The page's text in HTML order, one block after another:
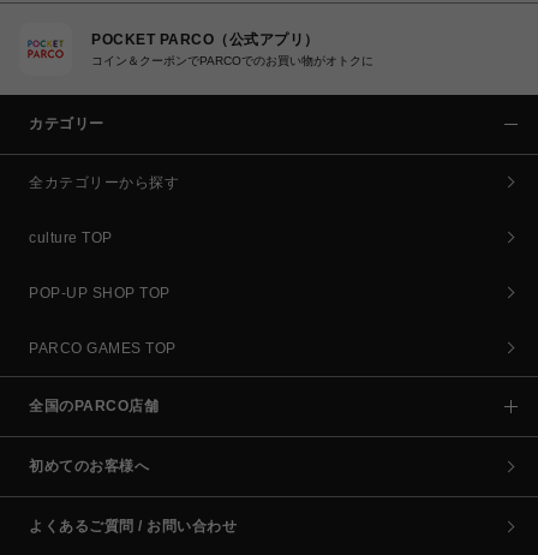
POCKET PARCO（公式アプリ）
コイン＆クーポンでPARCOでのお買い物がオトクに
カテゴリー
全カテゴリーから探す
culture TOP
POP-UP SHOP TOP
PARCO GAMES TOP
全国のPARCO店舗
初めてのお客様へ
よくあるご質問 / お問い合わせ